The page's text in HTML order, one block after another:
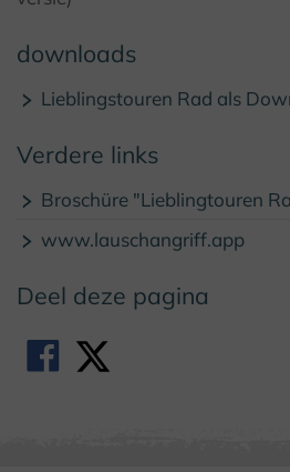
downloads
Lieblingstouren Rad als
Verdere links
Broschüre "Lieblingtouren
www.lauschangriff.app
Deel deze pagina